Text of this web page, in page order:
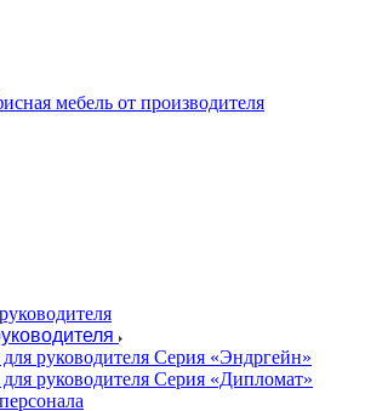
руководителя Серия «Эндргейн»
руководителя Серия «Дипломат»